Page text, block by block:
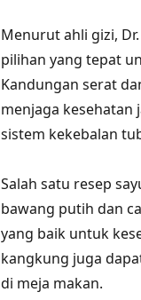
Menurut ahli gizi,
pilihan yang tepat
Kandungan serat
menjaga kesehatan
sistem kekebalan
Salah satu resep
bawang putih dan
yang baik untuk
kangkung juga
di meja makan.